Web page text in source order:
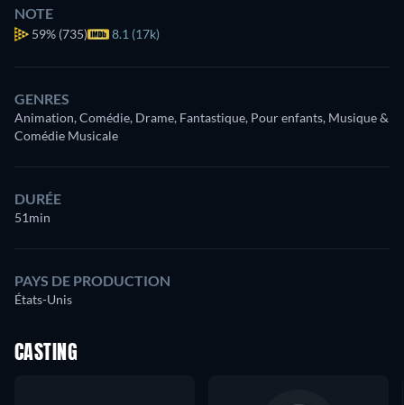
NOTE
59% (735) 8.1 (17k)
GENRES
Animation, Comédie, Drame, Fantastique, Pour enfants, Musique &
Comédie Musicale
DURÉE
51min
PAYS DE PRODUCTION
États-Unis
CASTING